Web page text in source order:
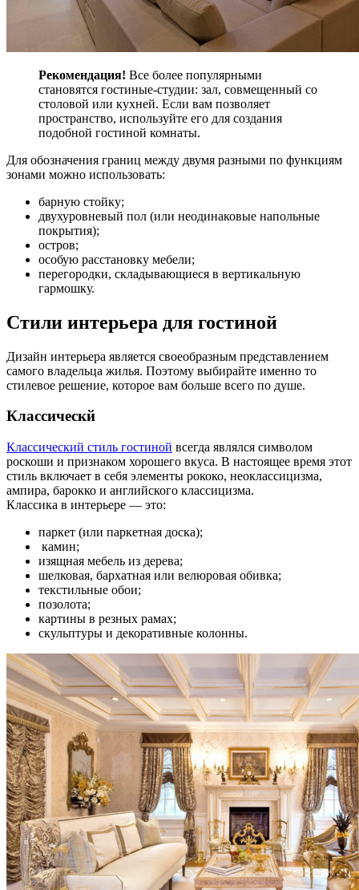
Рекомендация! Все более популярными
становятся гостиные-студии: зал, совмещенный со
столовой или кухней. Если вам позволяет
пространство, используйте его для создания
подобной гостиной комнаты.
Для обозначения границ между двумя разными по функциям
зонами можно использовать:
барную стойку;
двухуровневый пол (или неодинаковые напольные
покрытия);
остров;
особую расстановку мебели;
перегородки, складывающиеся в вертикальную
гармошку.
Стили интерьера для гостиной
Дизайн интерьера является своеобразным представлением
самого владельца жилья. Поэтому выбирайте именно то
стилевое решение, которое вам больше всего по душе.
Классическй
Классический стиль гостиной всегда являлся символом
роскоши и признаком хорошего вкуса. В настоящее время этот
стиль включает в себя элементы рококо, неоклассицизма,
ампира, барокко и английского классицизма.
Классика в интерьере — это:
паркет (или паркетная доска);
камин;
изящная мебель из дерева;
шелковая, бархатная или велюровая обивка;
текстильные обои;
позолота;
картины в резных рамах;
скульптуры и декоративные колонны.